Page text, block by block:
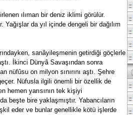
ılıman bir deniz iklimi görülür.
da yıl içinde dengeli bir dağılım
sanâyileşmenin getirdiği göçlerle
İkinci Dünyâ Savaşından sonra
nüfûsu on milyon sınırını aştı. Şehre
Nüfusla ilgili önemli bir özellik de
hemen yarısının tek kişiyi
beşte bire yaklaşmıştır. Yabancıların
eder ve bunlar genellikle kötü işlerde